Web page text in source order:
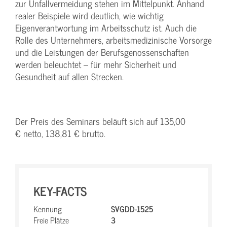
zur Unfallvermeidung stehen im Mittelpunkt. Anhand
realer Beispiele wird deutlich, wie wichtig
Eigenverantwortung im Arbeitsschutz ist. Auch die
Rolle des Unternehmers, arbeitsmedizinische Vorsorge
und die Leistungen der Berufsgenossenschaften
werden beleuchtet – für mehr Sicherheit und
Gesundheit auf allen Strecken.
Der Preis des Seminars beläuft sich auf 135,00
€ netto, 138,81 € brutto.
KEY-FACTS
Kennung
SVGDD-1525
Freie Plätze
3